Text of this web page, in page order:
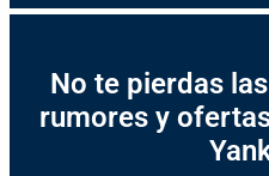
No te pierdas
rumores y